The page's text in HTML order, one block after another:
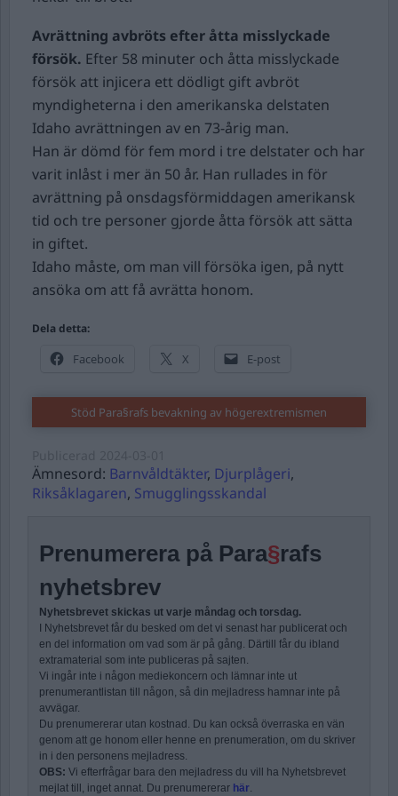
Avrättning avbröts efter åtta misslyckade
försök. Efter 58 minuter och åtta misslyckade
försök att injicera ett dödligt gift avbröt
myndigheterna i den amerikanska delstaten
Idaho avrättningen av en 73-årig man.
Han är dömd för fem mord i tre delstater och har
varit inlåst i mer än 50 år. Han rullades in för
avrättning på onsdagsförmiddagen amerikansk
tid och tre personer gjorde åtta försök att sätta
in giftet.
Idaho måste, om man vill försöka igen, på nytt
ansöka om att få avrätta honom.
Dela detta:
Facebook X E-post
Stöd Para§rafs bevakning av högerextremismen
Ämnesord: Barnvåldtäkter, Djurplågeri,
Riksåklagaren, Smugglingsskandal
Prenumerera på Para§rafs
nyhetsbrev
Nyhetsbrevet skickas ut varje måndag och torsdag.
I Nyhetsbrevet får du besked om det vi senast har publicerat och
en del information om vad som är på gång. Därtill får du ibland
extramaterial som inte publiceras på sajten.
Vi ingår inte i någon mediekoncern och lämnar inte ut
prenumerantlistan till någon, så din mejladress hamnar inte på
avvägar.
Du prenumererar utan kostnad. Du kan också överraska en vän
genom att ge honom eller henne en prenumeration, om du skriver
in i den personens mejladress.
OBS: Vi efterfrågar bara den mejladress du vill ha Nyhetsbrevet
mejlat till, inget annat. Du prenumererar här.